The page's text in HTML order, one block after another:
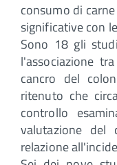
consumo di
significative con
Sono 18 gli
l'associazione
cancro del
ritenuto che
controllo
valutazione del
relazione